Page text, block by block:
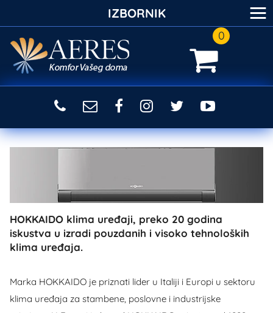
0
HOKKAIDO klima uređaji, preko 20 godina
iskustva u izradi pouzdanih i visoko tehnoloških
klima uređaja.
Marka HOKKAIDO je priznati lider u Italiji i Europi u sektoru
klima uređaja za stambene, poslovne i industrijske
IZBORNIK ≡